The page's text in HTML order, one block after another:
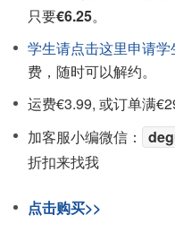
只要€6.25。
学生请点击这里申请
费，随时可以解约。
运费€3.99, 或订单满
加客服小编微信：
折扣来找我
点击购买>>